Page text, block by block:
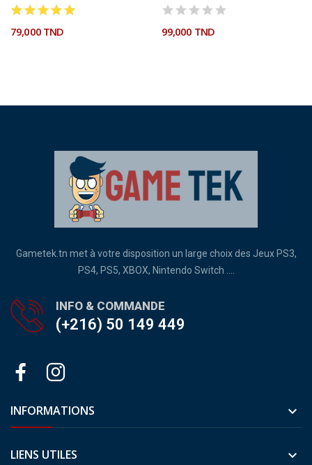
79,000 TND 99,000 TND
Gametek.tn met à votre disposition un large choix des Jeux PS3,
PS4, PS5, XBOX, Nintendo Switch ....
INFO & COMMANDE
(+216) 50 149 449
INFORMATIONS 
LIENS UTILES 